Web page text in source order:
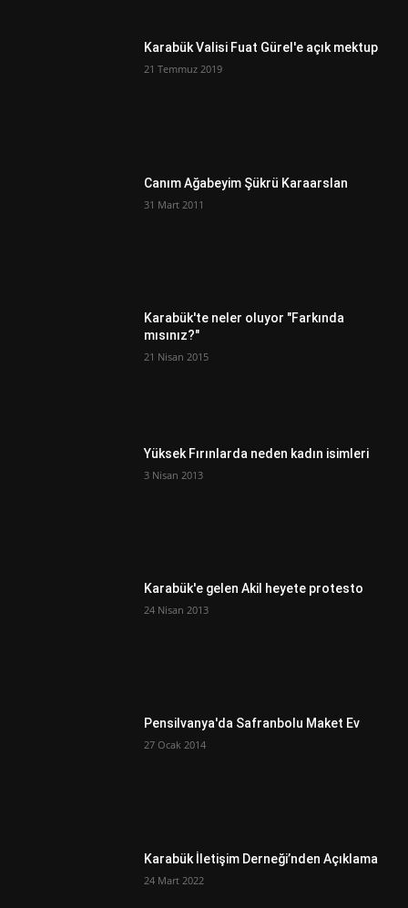
Karabük Valisi Fuat Gürel'e açık mektup
21 Temmuz 2019
Canım Ağabeyim Şükrü Karaarslan
31 Mart 2011
Karabük'te neler oluyor "Farkında
mısınız?"
21 Nisan 2015
Yüksek Fırınlarda neden kadın isimleri
3 Nisan 2013
Karabük'e gelen Akil heyete protesto
24 Nisan 2013
Pensilvanya'da Safranbolu Maket Ev
27 Ocak 2014
Karabük İletişim Derneği’nden Açıklama
24 Mart 2022